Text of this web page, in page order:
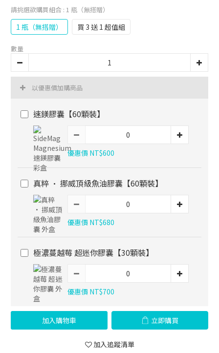
請挑選欲購買組合 : 1 瓶（無搭贈）
1 瓶（無搭贈） 買 3 送 1 超值組
數量
以優惠價加購商品
速鎂膠囊【60顆裝】
優惠價 NT$600
真粹 · 挪威頂級魚油膠囊【60顆裝】
優惠價 NT$680
極濃蔓越莓 超迷你膠囊【30顆裝】
優惠價 NT$700
加入購物車 立即購買
加入追蹤清單